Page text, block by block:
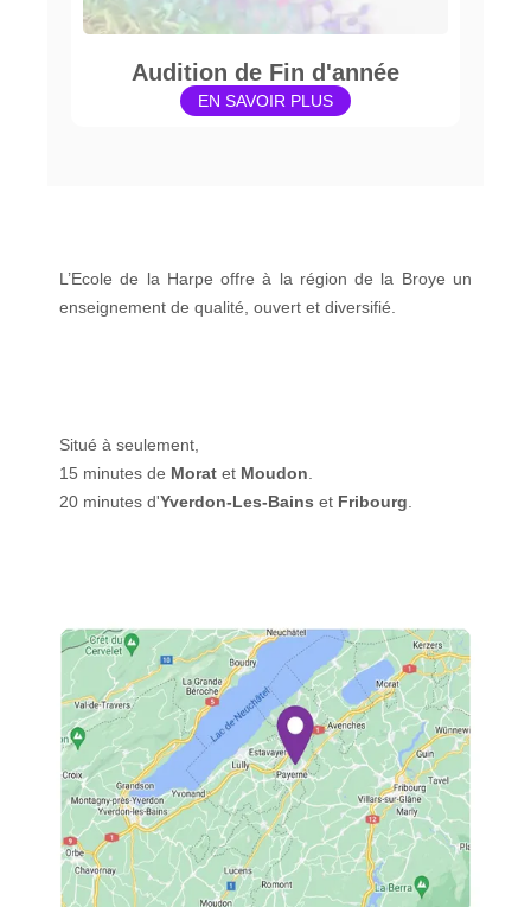
Audition de Fin d'année
EN SAVOIR PLUS
L’Ecole de la Harpe offre à la région de la Broye un
enseignement de qualité, ouvert et diversifié.
Situé à seulement,
15 minutes de Morat et Moudon
20 minutes d'Yverdon-Les-Bains et Fribourg